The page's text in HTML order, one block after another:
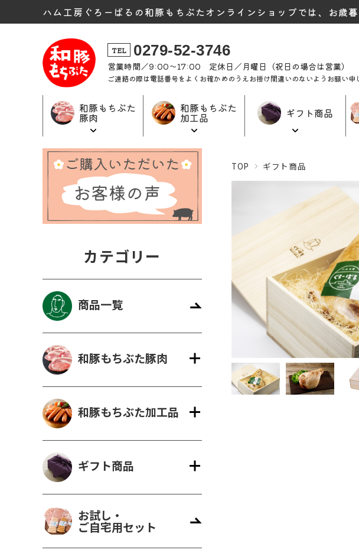
ハム工房ぐろーばるの和豚もちぶたオンラインショップでは、お歳
TEL 0279-52-3746
営業時間／9:00〜17:00 定休日／月曜日（祝日の場合は営業）
ご連絡の際は電話番号をよくお確かめのうえお掛け間違いのないようお願い申
和豚もちぶた
豚肉
和豚もちぶた
豚肉トップ
モモ バラ
和豚もちぶた
加工品
和豚もちぶた
加工品トップ
ウィンナ ソーセー
ギフト商品
ギフト商品
トップ
精肉と加工品
のギフト
加工品の
ギフト
TOP ギフト商品
カテゴリー
商品一覧
和豚もちぶた豚肉
和豚もちぶた加工品
ギフト商品
お試し・
ご自宅用セット